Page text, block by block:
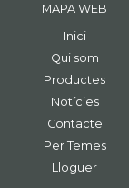
MAPA WEB
Inici
Qui som
Productes
Notícies
Contacte
Per Temes
Lloguer